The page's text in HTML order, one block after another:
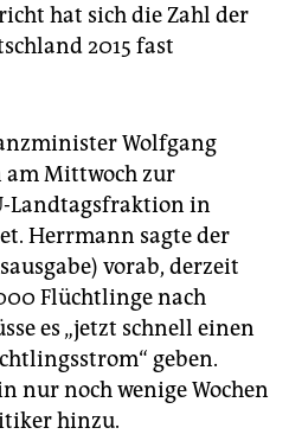
hat sich die Zahl der
2015 fast
Wolfgang
am Mittwoch zur
Landtagsfraktion in
Herrmann sagte der
vorab, derzeit
Flüchtlinge nach
es „jetzt schnell einen
geben.
nur noch wenige Wochen
hinzu.